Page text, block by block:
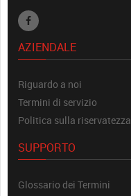
AZIENDALE
Riguardo a noi
Termini di servizio
Politica sulla riservatezza
SUPPORTO
Glossario dei Termini